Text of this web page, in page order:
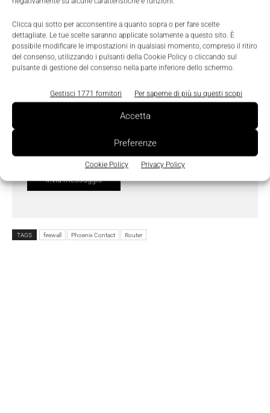
Clicca qui sotto per acconsentire a quanto sopra o per fare scelte
dettagliate. Le tue scelte saranno applicate solamente a questo sito. È
possibile modificare le impostazioni in qualsiasi momento, compreso il ritiro
del consenso, utilizzando i pulsanti della Cookie Policy o cliccando sul
pulsante di gestione del consenso nella parte inferiore dello schermo.
Gestisci 1771 fornitori Per saperne di più su questi scopi
Accetta
Preferenze
Cookie Policy Privacy Policy
Informativa sulla Privacy
TAGS firewall Phoenix Contact Router